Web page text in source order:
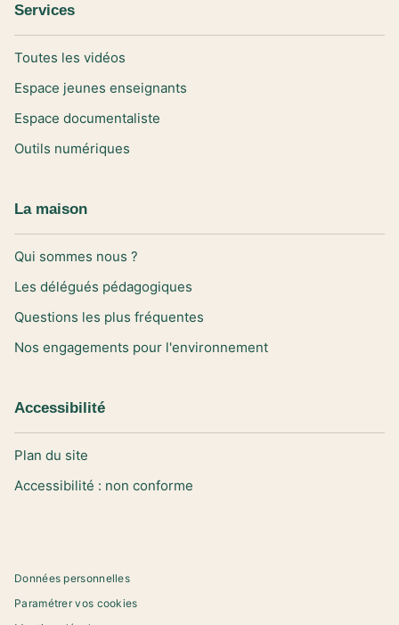
Services
Toutes les vidéos
Espace jeunes enseignants
Espace documentaliste
Outils numériques
La maison
Qui sommes nous ?
Les délégués pédagogiques
Questions les plus fréquentes
Nos engagements pour l'environnement
Accessibilité
Plan du site
Accessibilité : non conforme
Données personnelles
Paramétrer vos cookies